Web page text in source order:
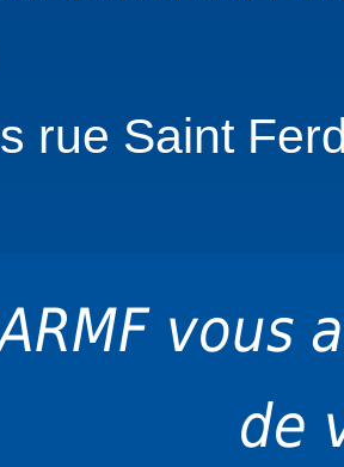
rue Saint
vous
de